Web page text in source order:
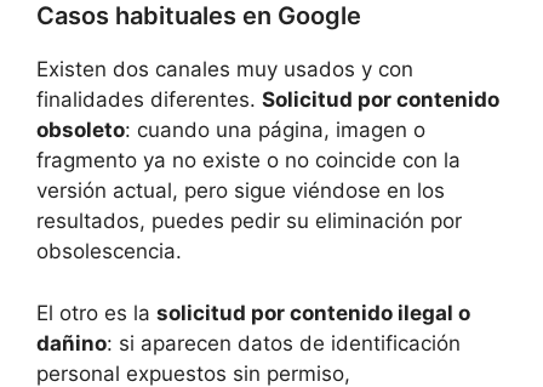
Casos habituales en Google
Existen dos canales muy usados y con
finalidades diferentes. Solicitud por contenido
obsoleto: cuando una página, imagen o
fragmento ya no existe o no coincide con la
versión actual, pero sigue viéndose en los
resultados, puedes pedir su eliminación por
obsolescencia.
El otro es la solicitud por contenido ilegal o
dañino: si aparecen datos de identificación
personal expuestos sin permiso,